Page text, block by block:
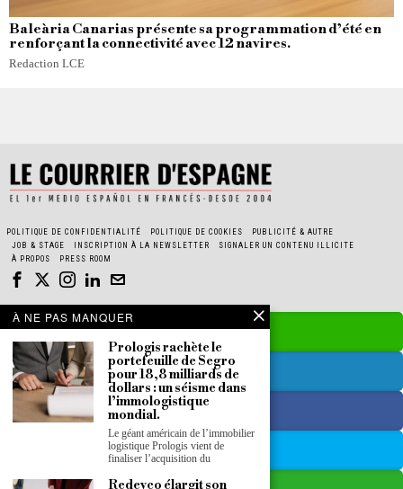
Baleària Canarias présente sa programmation d’été en
renforçant la connectivité avec 12 navires.
Redaction LCE
POLITIQUE DE CONFIDENTIALITÉ POLITIQUE DE COOKIES
PUBLICITÉ & AUTRE
JOB & STAGE
INSCRIPTION À LA NEWSLETTER
SIGNALER UN CONTENU ILLICITE
À PROPOS
PRESS ROOM
À NE PAS MANQUER
Prologis rachète le
portefeuille de Segro
pour 18,8 milliards de
dollars : un séisme dans
l’immologistique
mondial.
Le géant américain de l’immobilier
logistique Prologis vient de
finaliser l’acquisition du
Redevco élargit son